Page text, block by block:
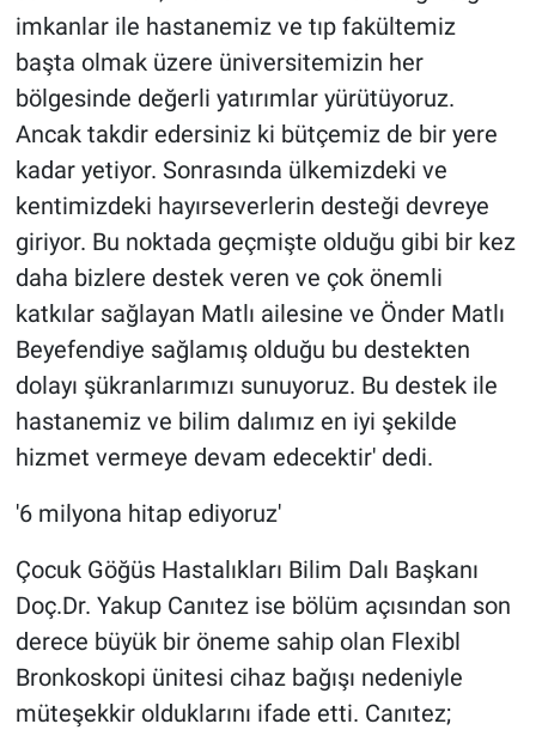
imkanlar ile hastanemiz ve tıp fakültemiz
başta olmak üzere üniversitemizin her
bölgesinde değerli yatırımlar yürütüyoruz.
Ancak takdir edersiniz ki bütçemiz de bir yere
kadar yetiyor. Sonrasında ülkemizdeki ve
kentimizdeki hayırseverlerin desteği devreye
giriyor. Bu noktada geçmişte olduğu gibi bir kez
daha bizlere destek veren ve çok önemli
katkılar sağlayan Matlı ailesine ve Önder Matlı
Beyefendiye sağlamış olduğu bu destekten
dolayı şükranlarımızı sunuyoruz. Bu destek ile
hastanemiz ve bilim dalımız en iyi şekilde
hizmet vermeye devam edecektir' dedi.
'6 milyona hitap ediyoruz'
Çocuk Göğüs Hastalıkları Bilim Dalı Başkanı
Doç.Dr. Yakup Canıtez ise bölüm açısından son
derece büyük bir öneme sahip olan Flexibl
Bronkoskopi ünitesi cihaz bağışı nedeniyle
müteşekkir olduklarını ifade etti. Canıtez;